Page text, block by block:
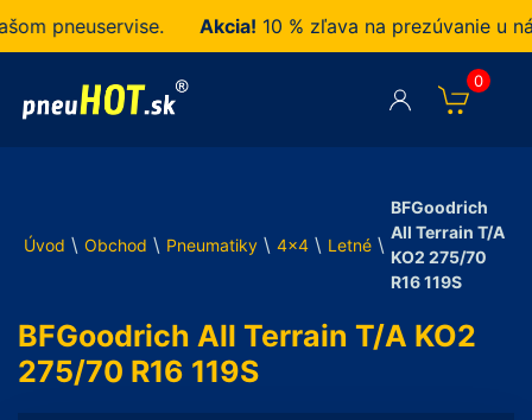
pneuservise. Akcia!10 % zľava na prezúvanie u nás
0
Úvod \ Obchod \ Pneumatiky \ 4x4 \ Letné \
BFGoodrich
All Terrain T/A
KO2 275/70
R16 119S
BFGoodrich All Terrain T/A KO2
275/70 R16 119S